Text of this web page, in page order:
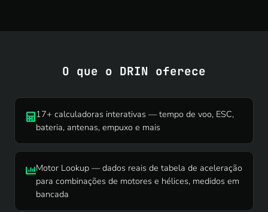
O que o DRIN oferece
17+ calculadoras interativas — tempo de voo, ESC,
bateria, antenas, empuxo e mais
Motor Lookup — dados reais de tabela de aceleração
para combinações de motores e hélices, medidos em
bancada